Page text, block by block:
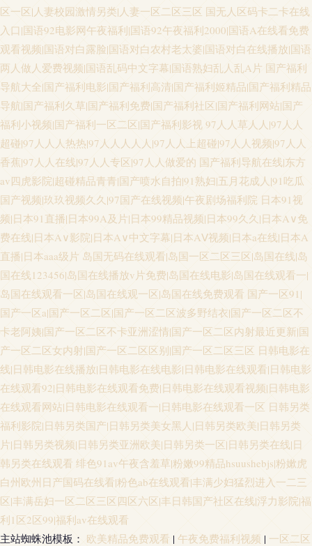
区一区|人妻校园激情另类|人妻一区二区三区 国无人区码卡二卡在线
入口|国语92电影网午夜福利|国语92午夜福利2000|国语A在线看免费
观看视频|国语对白露脸|国语对白农村老太婆|国语对白在线播放|国语
两人做人爱费视频|国语乱码中文字幕|国语熟妇乱人乱A片 国产福利
导航大全|国产福利电影|国产福利高清|国产福利姬精品|国产福利精品
导航|国产福利久草|国产福利免费|国产福利社区|国产福利网站|国产
福利小视频|国产福利一区二区|国产福利影视 97人人草人人|97人人
超碰|97人人人热热|97人人人人人|97人人上超碰|97人人视频|97人人
香蕉|97人人在线|97人人专区|97人人做爱的 国产福利导航在线|东方
av四虎影院|超碰精品青青|国产喷水自拍|91熟妇|五月花成人|91吃瓜
国产视频|玖玖视频久久|97国产在线视频|午夜剧场福利院 日本91视
频|日本91直播|日本99A及片|日本99精品视频|日本99久久|日本A∨免
费在线|日本A∨影院|日本A∨中文字幕|日本AⅤ视频|日本a在线|日本A
直播|日本aaa级片 岛国无码在线观看|岛国一区二区三区|岛国在线|岛
国在线123456|岛国在线播放v片免费|岛国在线电影|岛国在线观看一|
岛国在线观看一区|岛国在线观一区|岛国在线免费观看 国产一区91|
国产一区a|国产一区二区|国产一区二区波多野结衣|国产一区二区不
卡老阿姨|国产一区二区不卡亚洲涩情|国产一区二区内射最近更新|国
产一区二区女内射|国产一区二区区别|国产一区二区三区 日韩电影在
线|日韩电影在线播放|日韩电影在线电影|日韩电影在线观看|日韩电影
在线观看92|日韩电影在线观看免费|日韩电影在线观看视频|日韩电影
在线观看网站|日韩电影在线观看一|日韩电影在线观看一区 日韩另类
福利影院|日韩另类国产|日韩另类美女黑人|日韩另类欧美|日韩另类
片|日韩另类视频|日韩另类亚洲欧美|日韩另类一区|日韩另类在线|日
韩另类在线观看 绯色91av午夜含羞草|粉嫩99精品hsuushebjs|粉嫰虎
白州欧州日产国码在线看|粉色ab在线观看|丰满少妇猛烈进入一二三
区|丰满岳妇一区二区三区四区六区|丰日韩国产社区在线|浮力影院|福
利1区2区99|福利av在线观看
主站蜘蛛池模板： 欧美精品免费观看 | 午夜免费福利视频 | 一区二区